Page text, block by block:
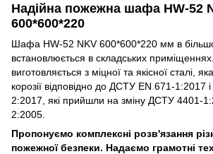
Надійна пожежна шафа HW-52
600*600*220
Шафа HW-52 NKV 600*600*220 мм в
встановлюється в складських
виготовляється з міцної та якісної сталі,
корозії відповідно до ДСТУ EN 671-1:2017
2:2017, які прийшли на зміну ДСТУ 4401-
2:2005.
Пропонуємо комплексні розв'язання
пожежної безпеки. Надаємо грамотні